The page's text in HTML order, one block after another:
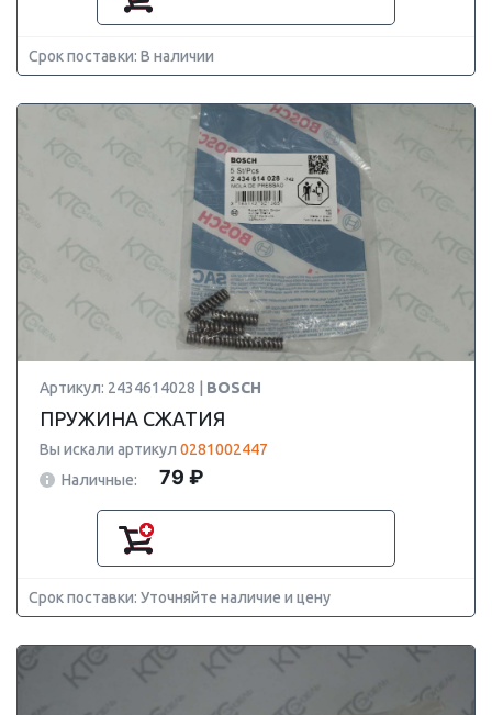
Срок поставки: В наличии
Артикул: 2434614028 | BOSCH
ПРУЖИНА СЖАТИЯ
Вы искали артикул 0281002447
Наличные:
79 ₽
Срок поставки: Уточняйте наличие и цену